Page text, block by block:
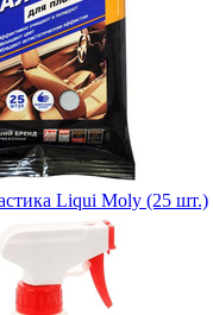
Liqui Moly (25 шт.)